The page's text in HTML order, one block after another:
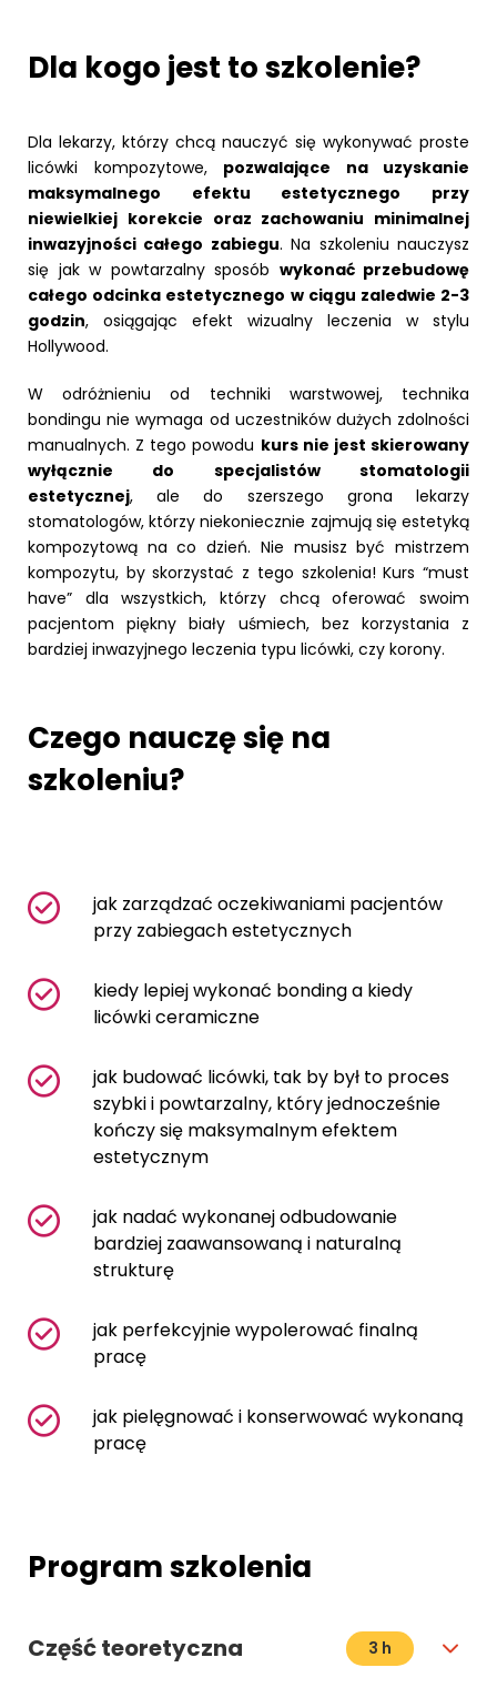
Dla kogo jest to szkolenie?
Dla lekarzy, którzy chcą nauczyć się wykonywać proste
licówki kompozytowe, pozwalające na uzyskanie
maksymalnego efektu estetycznego przy
niewielkiej korekcie oraz zachowaniu minimalnej
inwazyjności całego zabiegu. Na szkoleniu nauczysz
się jak w powtarzalny sposób wykonać przebudowę
całego odcinka estetycznego w ciągu zaledwie 2-3
godzin, osiągając efekt wizualny leczenia w stylu
Hollywood.
W odróżnieniu od techniki warstwowej, technika
bondingu nie wymaga od uczestników dużych zdolności
manualnych. Z tego powodu kurs nie jest skierowany
wyłącznie do specjalistów stomatologii
estetycznej, ale do szerszego grona lekarzy
stomatologów, którzy niekoniecznie zajmują się estetyką
kompozytową na co dzień. Nie musisz być mistrzem
kompozytu, by skorzystać z tego szkolenia! Kurs “must
have” dla wszystkich, którzy chcą oferować swoim
pacjentom piękny biały uśmiech, bez korzystania z
bardziej inwazyjnego leczenia typu licówki, czy korony.
Czego nauczę się na
szkoleniu?
jak zarządzać oczekiwaniami pacjentów
przy zabiegach estetycznych
kiedy lepiej wykonać bonding a kiedy
licówki ceramiczne
jak budować licówki, tak by był to proces
szybki i powtarzalny, który jednocześnie
kończy się maksymalnym efektem
estetycznym
jak nadać wykonanej odbudowanie
bardziej zaawansowaną i naturalną
strukturę
jak perfekcyjnie wypolerować finalną
pracę
jak pielęgnować i konserwować wykonaną
pracę
Program szkolenia
Część teoretyczna 3 h